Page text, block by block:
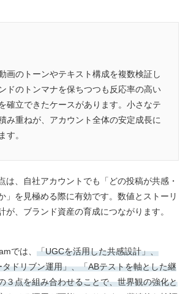
画のトーンやテキスト構成を複数検証し
ドのトンマナを保ちつつも反応率の高い
確立できたケースがあります。小さなテ
み重ねが、アカウント全体の安定成長に
す。
は、自社アカウントでも「どの投稿が共感・
」を見極める際に有効です。数値とストーリ
が、ブランド資産の育成につながります。
では、 「UGCを活用した共感設計」、
ドリブン運用」、「ABテストを軸とした継
３点を組み合わせることで、世界観の強化と